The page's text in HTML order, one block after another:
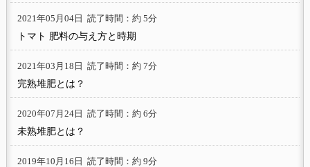
2021年05月04日 読了時間：約 5分
トマト 肥料の与え方と時期
2021年03月18日 読了時間：約 7分
完熟堆肥とは？
2020年07月24日 読了時間：約 6分
未熟堆肥とは？
2019年10月16日 読了時間：約 9分